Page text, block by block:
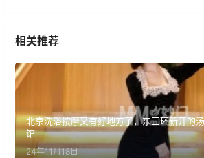
相关推荐
北京洗浴按摩又有好地方了，东三环新开的
馆
24年11月18日